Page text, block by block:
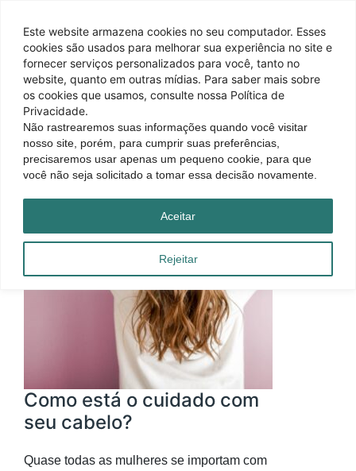
Este website armazena cookies no seu computador. Esses
cookies são usados ​​para melhorar sua experiência no site e
fornecer serviços personalizados para você, tanto no
website, quanto em outras mídias. Para saber mais sobre
os cookies que usamos, consulte nossa Política de
Privacidade.
Não rastrearemos suas informações quando você visitar
nosso site, porém, para cumprir suas preferências,
precisaremos usar apenas um pequeno cookie, para que
você não seja solicitado a tomar essa decisão novamente.
Rejeitar
Aceitar
Como está o cuidado com
seu cabelo?
Quase todas as mulheres se importam com